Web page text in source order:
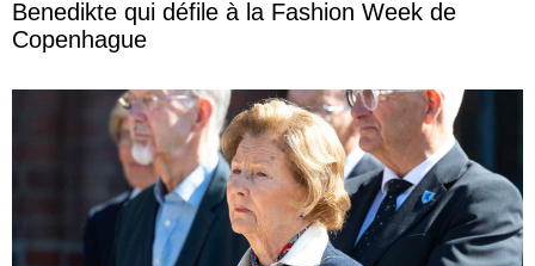
Benedikte qui défile à la Fashion Week de
Copenhague